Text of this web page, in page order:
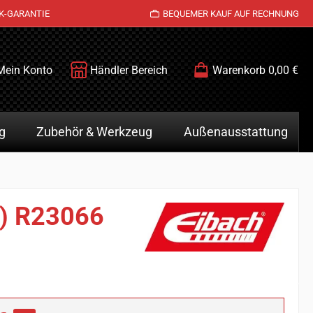
GARANTIE BEQUEMER KAUF AUF RECHNUNG
Konto Händler Bereich Warenkorb 0,00 €
Zubehör & Werkzeug Außenausstattung
R23066